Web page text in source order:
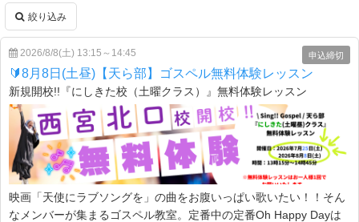
絞り込み
申込締切
2026/8/8(土) 13:15～14:45
🔰8月8日(土昼)【天ら部】ゴスペル無料体験レッスン
新規開校!!『にしきた校（土曜クラス）』無料体験レッスン
映画「天使にラブソングを」の曲をお腹いっぱい歌いたい！！そん
なメンバーが集まるゴスペル教室。定番中の定番Oh Happy Dayは